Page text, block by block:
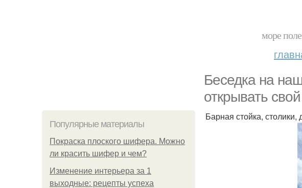
море
Беседка на
открывать свой
Популярные материалы
Покраска плоского шифера. Можно
ли красить шифер и чем?
Изменение интерьера за 1
выходные: рецепты успеха
Барная стойка,